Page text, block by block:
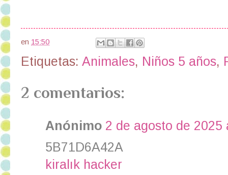
en 15:50
Etiquetas: Animales, Niños 5 años,
2 comentarios:
Anónimo 2 de agosto de 2025
5B71D6A42A
kiralık hacker